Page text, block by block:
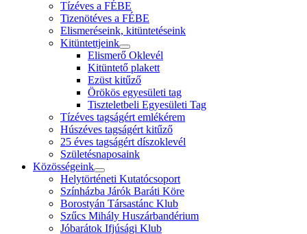
Tízéves a FÉBE
Tizenötéves a FÉBE
Elismeréseink, kitüntetéseink
Kitüntettjeink
Elismerő Oklevél
Kitüntető plakett
Ezüst kitűző
Örökös egyesületi tag
Tiszteletbeli Egyesületi Tag
Tízéves tagságért emlékérem
Húszéves tagságért kitűző
25 éves tagságért díszoklevél
Születésnaposaink
Közösségeink
Helytörténeti Kutatócsoport
Színházba Járók Baráti Köre
Borostyán Társastánc Klub
Szűcs Mihály Huszárbandérium
Jóbarátok Ifjúsági Klub